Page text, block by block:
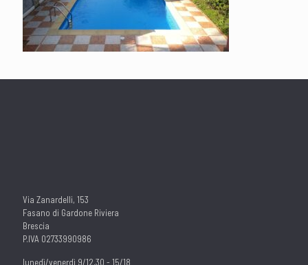
Via Zanardelli, 153
Fasano di Gardone Riviera
Brescia
P.IVA 02733990986
lunedì/venerdì 9/12,30 - 15/18